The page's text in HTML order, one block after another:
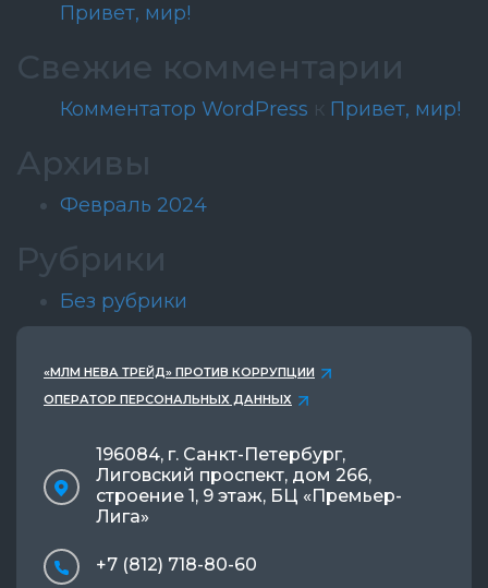
Привет, мир!
Свежие комментарии
Комментатор WordPress к Привет, мир!
Архивы
Февраль 2024
Рубрики
Без рубрики
«МЛМ НЕВА ТРЕЙД» ПРОТИВ КОРРУПЦИИ
ОПЕРАТОР ПЕРСОНАЛЬНЫХ ДАННЫХ
196084, г. Санкт-Петербург,
Лиговский проспект, дом 266,
строение 1, 9 этаж, БЦ «Премьер-
Лига»
+7 (812) 718-80-60